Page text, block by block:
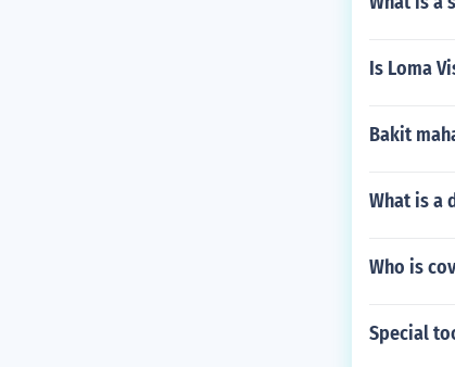
Is Loma
Bakit
What is a
Who is
Special